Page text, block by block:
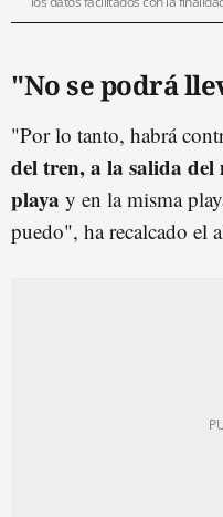
"No se podrá
"Por lo tanto, habrá
del tren, a la salida del
playa y en la misma
puedo", ha recalcado el